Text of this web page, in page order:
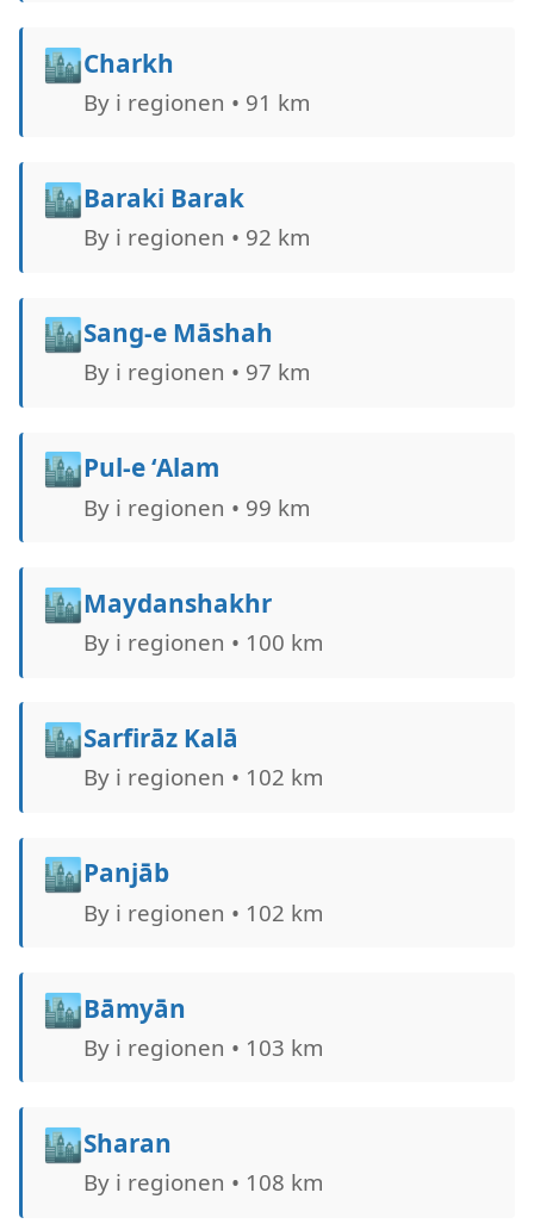
🏙️Charkh
By i regionen • 91 km
🏙️Baraki Barak
By i regionen • 92 km
🏙️Sang-e Māshah
By i regionen • 97 km
🏙️Pul-e ‘Alam
By i regionen • 99 km
🏙️Maydanshakhr
By i regionen • 100 km
🏙️Sarfirāz Kalā
By i regionen • 102 km
🏙️Panjāb
By i regionen • 102 km
🏙️Bāmyān
By i regionen • 103 km
🏙️Sharan
By i regionen • 108 km